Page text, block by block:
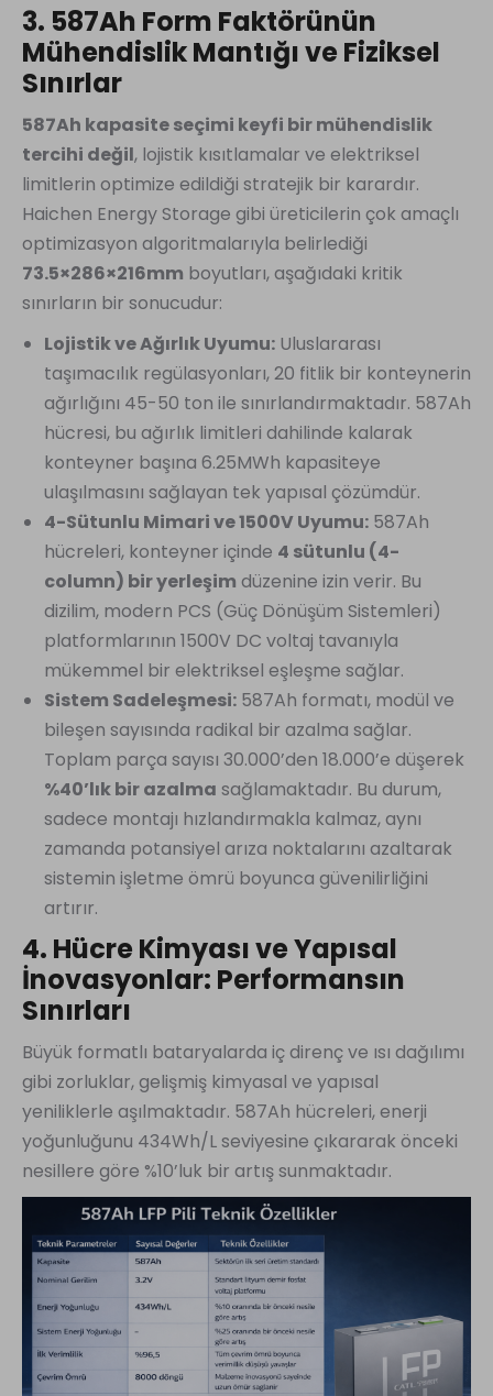
3. 587Ah Form Faktörünün
Mühendislik Mantığı ve Fiziksel
Sınırlar
587Ah kapasite seçimi keyfi bir mühendislik
tercihi değil, lojistik kısıtlamalar ve elektriksel
limitlerin optimize edildiği stratejik bir karardır.
Haichen Energy Storage gibi üreticilerin çok amaçlı
optimizasyon algoritmalarıyla belirlediği
73.5×286×216mm boyutları, aşağıdaki kritik
sınırların bir sonucudur:
Lojistik ve Ağırlık Uyumu: Uluslararası
taşımacılık regülasyonları, 20 fitlik bir konteynerin
ağırlığını 45-50 ton ile sınırlandırmaktadır. 587Ah
hücresi, bu ağırlık limitleri dahilinde kalarak
konteyner başına 6.25MWh kapasiteye
ulaşılmasını sağlayan tek yapısal çözümdür.
4-Sütunlu Mimari ve 1500V Uyumu: 587Ah
hücreleri, konteyner içinde 4 sütunlu (4-
column) bir yerleşim düzenine izin verir. Bu
dizilim, modern PCS (Güç Dönüşüm Sistemleri)
platformlarının 1500V DC voltaj tavanıyla
mükemmel bir elektriksel eşleşme sağlar.
Sistem Sadeleşmesi: 587Ah formatı, modül ve
bileşen sayısında radikal bir azalma sağlar.
Toplam parça sayısı 30.000’den 18.000’e düşerek
%40’lık bir azalma sağlamaktadır. Bu durum,
sadece montajı hızlandırmakla kalmaz, aynı
zamanda potansiyel arıza noktalarını azaltarak
sistemin işletme ömrü boyunca güvenilirliğini
artırır.
4. Hücre Kimyası ve Yapısal
İnovasyonlar: Performansın
Sınırları
Büyük formatlı bataryalarda iç direnç ve ısı dağılımı
gibi zorluklar, gelişmiş kimyasal ve yapısal
yeniliklerle aşılmaktadır. 587Ah hücreleri, enerji
yoğunluğunu 434Wh/L seviyesine çıkararak önceki
nesillere göre %10’luk bir artış sunmaktadır.